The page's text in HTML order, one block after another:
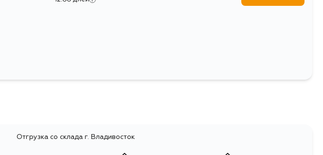
Отгрузка со склада г. Владивосток